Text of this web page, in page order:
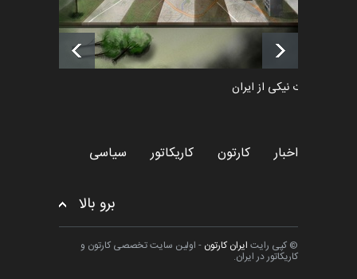
لیست شرکت کنندگان یازدهمین
جشنواره بین‌المللی کا…
اخبار
طراوت نیکی از ایران
اخبار کارتون کاریکاتور سیاسی
برو بالا
© کپی رایت ایران کارتون - اولین سایت تخصصی کارتون و
کاریکاتور در ایران.